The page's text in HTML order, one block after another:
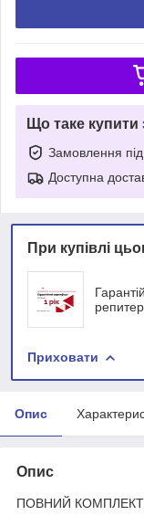
Що таке
Замовлення
Доступна
При купівлі
Приховати
Опис
Опис
ПОВНИЙ